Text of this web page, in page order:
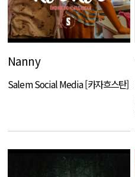
Nanny
Salem Social Media [카자흐스탄]